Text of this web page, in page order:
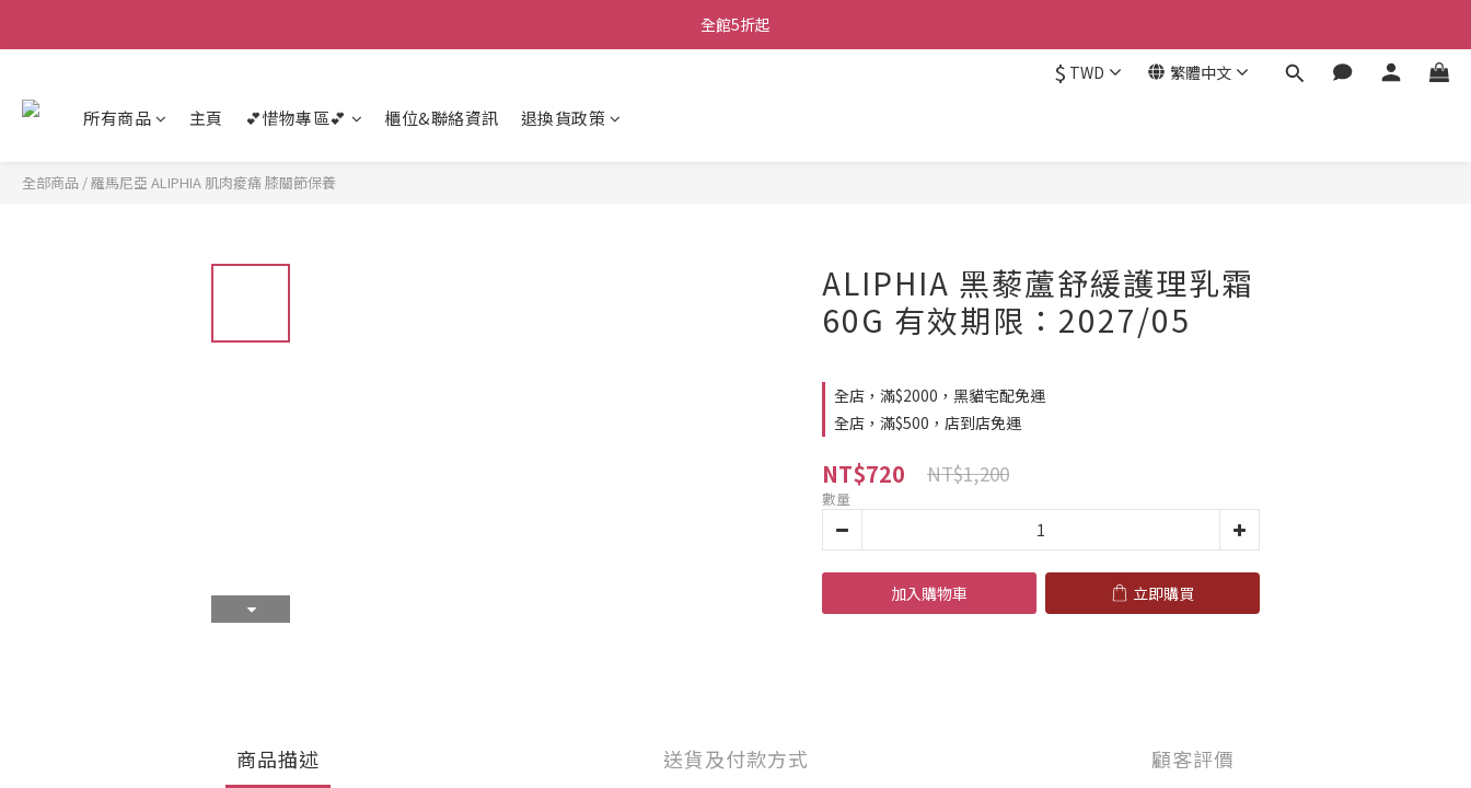
全館5折起
$ TWD 繁體中文
所有商品 主頁 💕惜物專區💕 櫃位&聯絡資訊 退換貨政策
全部商品 /羅馬尼亞 ALIPHIA 肌肉痠痛 膝關節保養
ALIPHIA 黑藜蘆舒緩護理乳霜
60G 有效期限：2027/05
全店，滿$2000，黑貓宅配免運
全店，滿$500，店到店免運
NT$720 NT$1,200
數量
加入購物車 立即購買
商品描述 送貨及付款方式 顧客評價